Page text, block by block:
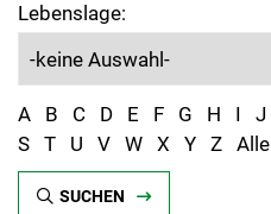
Lebenslage:
A B C D E F G H I J
S T U V W X Y Z Alle
SUCHEN